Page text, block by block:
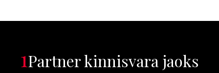
1Partner kinnisvara jaoks